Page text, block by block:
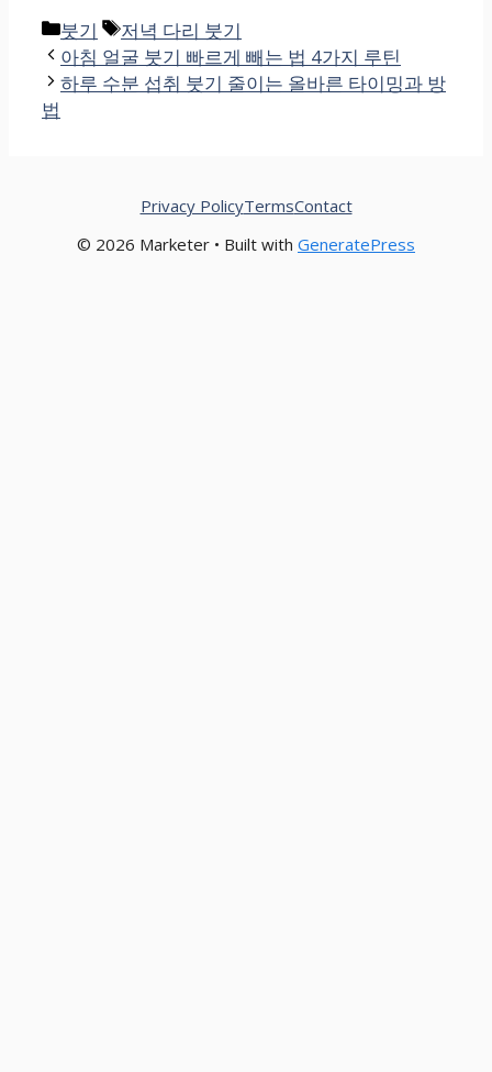
카
테
고
붓기
태
그
저녁 다리 붓기
아침 얼굴 붓기 빠르게 빼는 법 4가지 루틴
하루 수분 섭취 붓기 줄이는 올바른 타이밍과 방
법
© 2026 Marketer • Built with GeneratePress
Privacy PolicyTermsContact